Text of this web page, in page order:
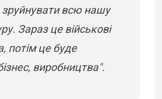
всю нашу
Зараз це військові
потім це буде
виробництва".